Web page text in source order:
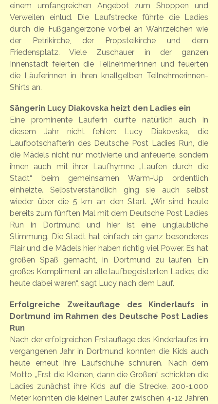
einem umfangreichen Angebot zum Shoppen und
Verweilen einlud. Die Laufstrecke führte die Ladies
durch die Fußgängerzone vorbei an Wahrzeichen wie
der Petrikirche, der Propsteikirche und dem
Friedensplatz. Viele Zuschauer in der ganzen
Innenstadt feierten die Teilnehmerinnen und feuerten
die Läuferinnen in ihren knallgelben Teilnehmerinnen-
Shirts an.
Sängerin Lucy Diakovska heizt den Ladies ein
Eine prominente Läuferin durfte natürlich auch in
diesem Jahr nicht fehlen: Lucy Diakovska, die
Laufbotschafterin des Deutsche Post Ladies Run, die
die Mädels nicht nur motivierte und anfeuerte, sondern
ihnen auch mit ihrer Laufhymne „Laufen durch die
Stadt“ beim gemeinsamen Warm-Up ordentlich
einheizte. Selbstverständlich ging sie auch selbst
wieder über die 5 km an den Start. „Wir sind heute
bereits zum fünften Mal mit dem Deutsche Post Ladies
Run in Dortmund und hier ist eine unglaubliche
Stimmung. Die Stadt hat einfach ein ganz besonderes
Flair und die Mädels hier haben richtig viel Power. Es hat
großen Spaß gemacht, in Dortmund zu laufen. Ein
großes Kompliment an alle laufbegeisterten Ladies, die
heute dabei waren“, sagt Lucy nach dem Lauf.
Erfolgreiche Zweitauflage des Kinderlaufs in
Dortmund im Rahmen des Deutsche Post Ladies
Run
Nach der erfolgreichen Erstauflage des Kinderlaufes im
vergangenen Jahr in Dortmund konnten die Kids auch
heute erneut ihre Laufschuhe schnüren. Nach dem
Motto „Erst die Kleinen, dann die Großen“ schickten die
Ladies zunächst ihre Kids auf die Strecke. 200-1.000
Meter konnten die kleinen Läufer zwischen 4-12 Jahren